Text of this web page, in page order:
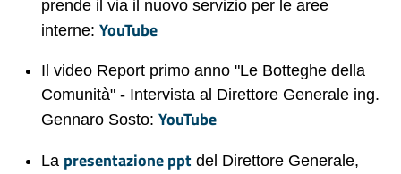
prende il via il nuovo servizio per le aree
interne: YouTube
Il video Report primo anno "Le Botteghe della
Comunità" - Intervista al Direttore Generale ing.
Gennaro Sosto: YouTube
La presentazione ppt del Direttore Generale,